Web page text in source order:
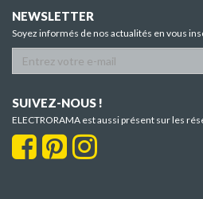
NEWSLETTER
Soyez informés de nos actualités en vous
SUIVEZ-NOUS !
ELECTRORAMA est aussi présent sur les